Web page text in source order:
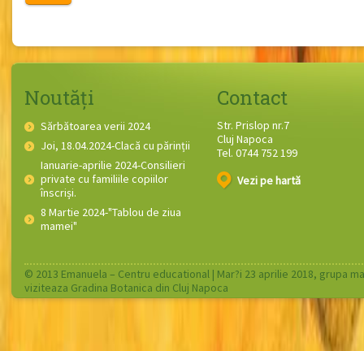
Noutăți
Sărbătoarea verii 2024
Joi, 18.04.2024-Clacă cu părinții
Ianuarie-aprilie 2024-Consilieri
private cu familiile copiilor
înscriși.
8 Martie 2024-"Tablou de ziua
mamei"
Contact
Str. Prislop nr.7
Cluj Napoca
Tel. 0744 752 199
Vezi pe hartă
© 2013 Emanuela – Centru educational | Mar?i 23 aprilie 2018, grupa
viziteaza Gradina Botanica din Cluj Napoca